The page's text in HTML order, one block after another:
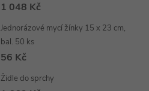
1 048 Kč
Jednorázové mycí žínky 15 x 23 cm,
bal. 50 ks
56 Kč
Židle do sprchy